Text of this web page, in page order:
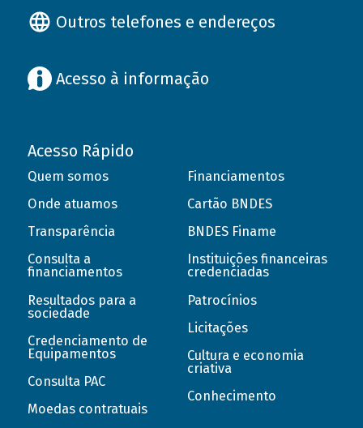
Outros telefones e endereços
Acesso à informação
Acesso Rápido
Quem somos
Onde atuamos
Transparência
Consulta a
financiamentos
Resultados para a
sociedade
Credenciamento de
Equipamentos
Consulta PAC
Moedas contratuais
Financiamentos
Cartão BNDES
BNDES Finame
Instituições financeiras
credenciadas
Patrocínios
Licitações
Cultura e economia
criativa
Conhecimento